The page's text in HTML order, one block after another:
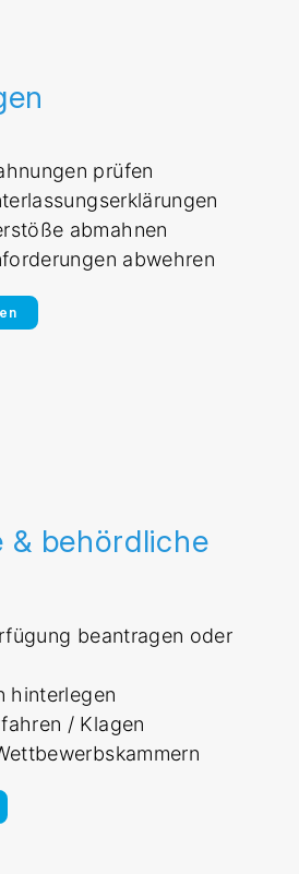
prüfen
abmahnen
abwehren
& behördliche
beantragen oder
hinterlegen
/ Klagen